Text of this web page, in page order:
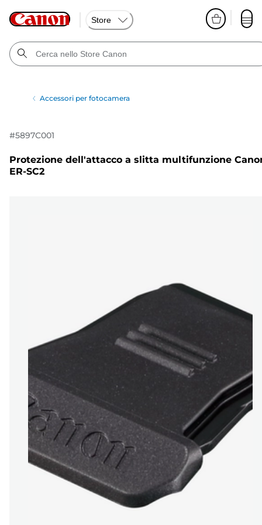
Store
Accessori per fotocamera
#5897C001
Protezione dell'attacco a slitta multifunzione
ER-SC2